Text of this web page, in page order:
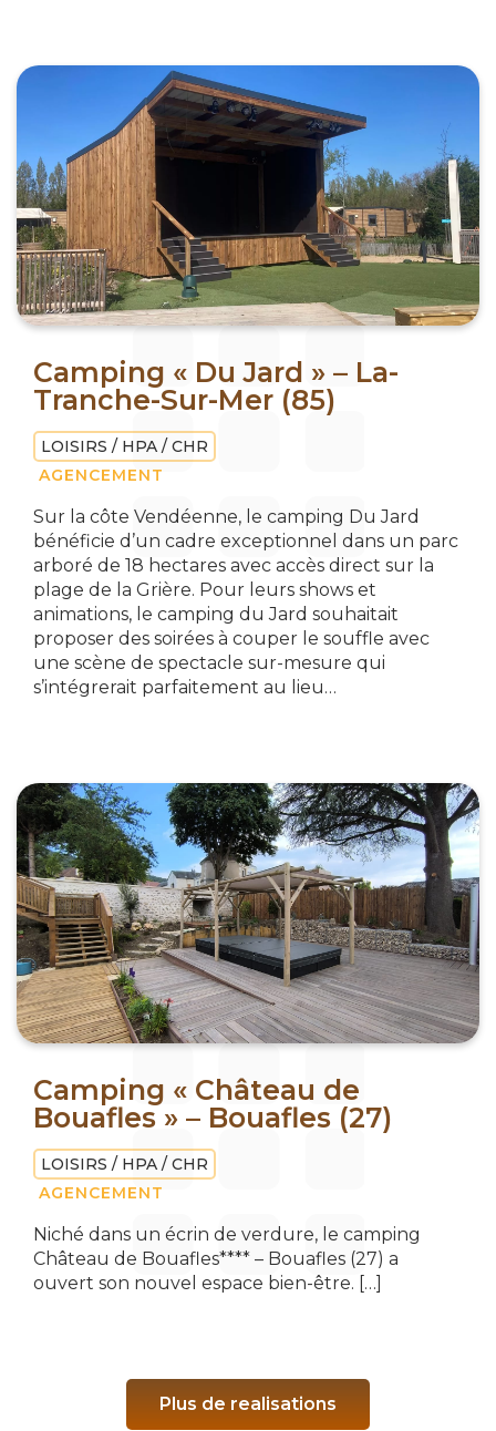
Camping « Du Jard » – La-
Tranche-Sur-Mer (85)
LOISIRS / HPA / CHR
AGENCEMENT
Sur la côte Vendéenne, le camping Du Jard
bénéficie d’un cadre exceptionnel dans un parc
arboré de 18 hectares avec accès direct sur la
plage de la Grière. Pour leurs shows et
animations, le camping du Jard souhaitait
proposer des soirées à couper le souffle avec
une scène de spectacle sur-mesure qui
s’intégrerait parfaitement au lieu…
Camping « Château de
Bouafles » – Bouafles (27)
LOISIRS / HPA / CHR
AGENCEMENT
Niché dans un écrin de verdure, le camping
Château de Bouafles**** – Bouafles (27) a
ouvert son nouvel espace bien-être. […]
Plus de realisations